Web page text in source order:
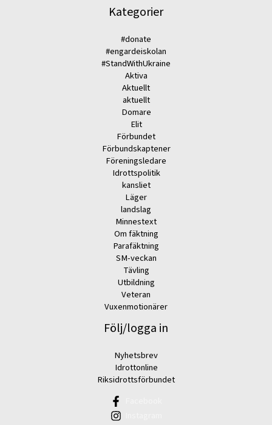
Kategorier
#donate
#engardeiskolan
#StandWithUkraine
Aktiva
Aktuellt
aktuellt
Domare
Elit
Förbundet
Förbundskaptener
Föreningsledare
Idrottspolitik
kansliet
Läger
landslag
Minnestext
Om fäktning
Parafäktning
SM-veckan
Tävling
Utbildning
Veteran
Vuxenmotionärer
Följ/logga in
Nyhetsbrev
Idrottonline
Riksidrottsförbundet